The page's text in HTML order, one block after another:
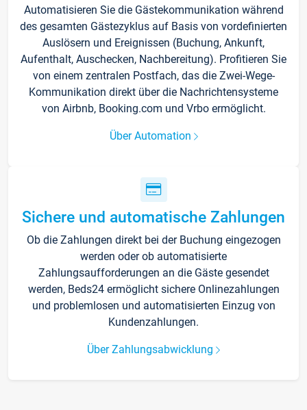
Automatisieren Sie die Gästekommunikation während
des gesamten Gästezyklus auf Basis von vordefinierten
Auslösern und Ereignissen (Buchung, Ankunft,
Aufenthalt, Auschecken, Nachbereitung). Profitieren Sie
von einem zentralen Postfach, das die Zwei-Wege-
Kommunikation direkt über die Nachrichtensysteme
von Airbnb, Booking.com und Vrbo ermöglicht.
Über Automation
Sichere und automatische Zahlungen
Ob die Zahlungen direkt bei der Buchung eingezogen
werden oder ob automatisierte
Zahlungsaufforderungen an die Gäste gesendet
werden, Beds24 ermöglicht sichere Onlinezahlungen
und problemlosen und automatisierten Einzug von
Kundenzahlungen.
Über Zahlungsabwicklung